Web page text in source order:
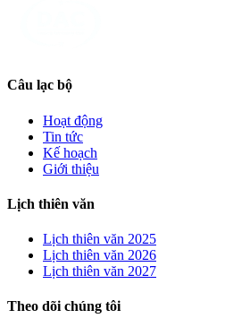
Câu lạc bộ
Hoạt động
Tin tức
Kế hoạch
Giới thiệu
Lịch thiên văn
Lịch thiên văn 2025
Lịch thiên văn 2026
Lịch thiên văn 2027
Theo dõi chúng tôi